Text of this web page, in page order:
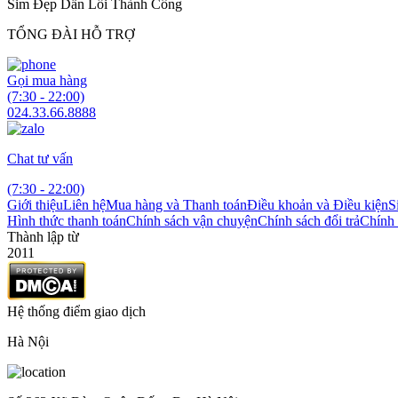
Sim Đẹp Dẫn Lối Thành Công
TỔNG ĐÀI HỖ TRỢ
Gọi mua hàng
(7:30 - 22:00)
024.33.66.8888
Chat tư vấn
(7:30 - 22:00)
Giới thiệuLiên hệMua hàng và Thanh toánĐiều khoản và Điều kiện
Hình thức thanh toánChính sách vận chuyệnChính sách đổi trảChính
Thành lập từ
2011
Hệ thống điểm giao dịch
Hà Nội